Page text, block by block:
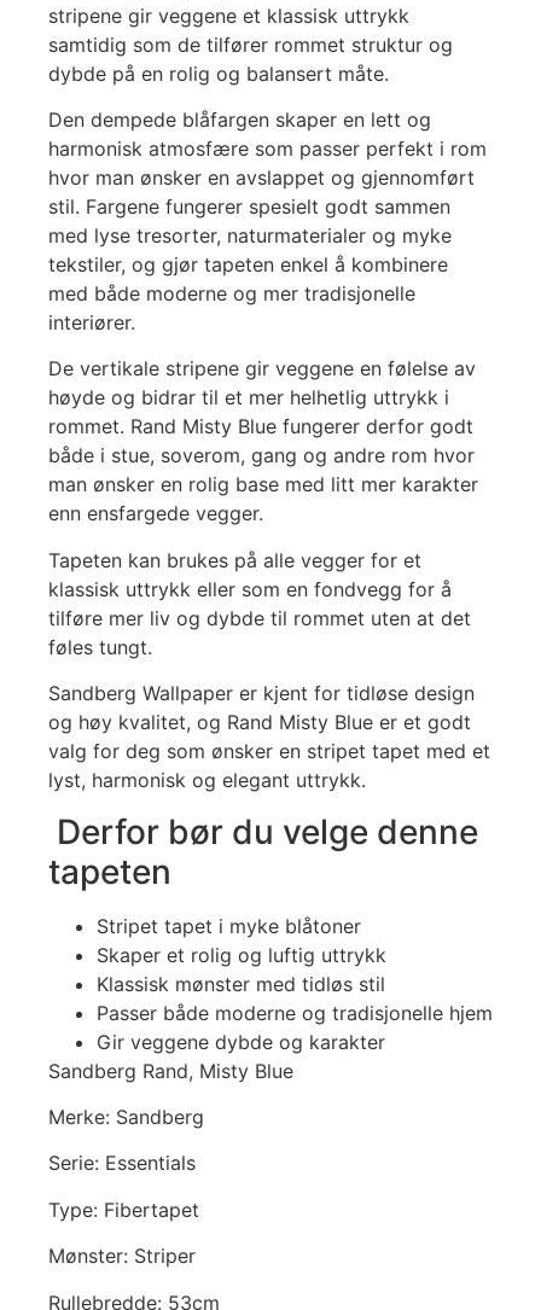
stripene gir veggene et klassisk uttrykk
samtidig som de tilfører rommet struktur og
dybde på en rolig og balansert måte.
Den dempede blåfargen skaper en lett og
harmonisk atmosfære som passer perfekt i rom
hvor man ønsker en avslappet og gjennomført
stil. Fargene fungerer spesielt godt sammen
med lyse tresorter, naturmaterialer og myke
tekstiler, og gjør tapeten enkel å kombinere
med både moderne og mer tradisjonelle
interiører.
De vertikale stripene gir veggene en følelse av
høyde og bidrar til et mer helhetlig uttrykk i
rommet. Rand Misty Blue fungerer derfor godt
både i stue, soverom, gang og andre rom hvor
man ønsker en rolig base med litt mer karakter
enn ensfargede vegger.
Tapeten kan brukes på alle vegger for et
klassisk uttrykk eller som en fondvegg for å
tilføre mer liv og dybde til rommet uten at det
føles tungt.
Sandberg Wallpaper er kjent for tidløse design
og høy kvalitet, og Rand Misty Blue er et godt
valg for deg som ønsker en stripet tapet med et
lyst, harmonisk og elegant uttrykk.
Derfor bør du velge denne
tapeten
Stripet tapet i myke blåtoner
Skaper et rolig og luftig uttrykk
Klassisk mønster med tidløs stil
Passer både moderne og tradisjonelle hjem
Gir veggene dybde og karakter
Sandberg Rand, Misty Blue
Merke: Sandberg
Serie: Essentials
Type: Fibertapet
Mønster: Striper
Rullebredde: 53cm